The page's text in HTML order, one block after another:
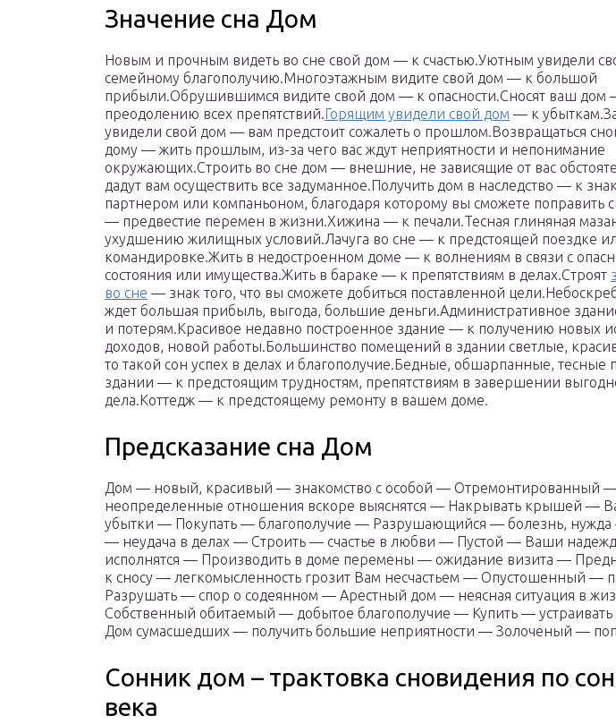
Значение сна Дом
Новым и прочным видеть во сне свой дом — к счастью.Уютным увидели
семейному благополучию.Многоэтажным видите свой дом — к большой
прибыли.Обрушившимся видите свой дом — к опасности.Сносят ваш дом
преодолению всех препятствий.Горящим увидели свой дом — к
увидели свой дом — вам предстоит сожалеть о прошлом.Возвращаться
дому — жить прошлым, из-за чего вас ждут неприятности и непонимание
окружающих.Строить во сне дом — внешние, не зависящие от вас
дадут вам осуществить все задуманное.Получить дом в наследство — к
партнером или компаньоном, благодаря которому вы сможете поправить
— предвестие перемен в жизни.Хижина — к печали.Тесная глиняная
ухудшению жилищных условий.Лачуга во сне — к предстоящей поездке
командировке.Жить в недостроенном доме — к волнениям в связи с
состояния или имущества.Жить в бараке — к препятствиям в делах.Строят
во сне — знак того, что вы сможете добиться поставленной
ждет большая прибыль, выгода, большие деньги.Административное
и потерям.Красивое недавно построенное здание — к получению новых
доходов, новой работы.Большинство помещений в здании светлые,
то такой сон успех в делах и благополучие.Бедные, обшарпанные, тесные
здании — к предстоящим трудностям, препятствиям в завершении
дела.Коттедж — к предстоящему ремонту в вашем доме.
Предсказание сна Дом
Дом — новый, красивый — знакомство с особой — Отремонтированный
неопределенные отношения вскоре выяснятся — Накрывать крышей —
убытки — Покупать — благополучие — Разрушающийся — болезнь,
— неудача в делах — Строить — счастье в любви — Пустой — Ваши
исполнятся — Производить в доме перемены — ожидание визита —
к сносу — легкомысленность грозит Вам несчастьем — Опустошенный —
Разрушать — спор о содеянном — Арестный дом — неясная ситуация в
Собственный обитаемый — добытое благополучие — Купить —
Дом сумасшедших — получить большие неприятности — Золоченый —
Сонник дом – трактовка сновидения по
века